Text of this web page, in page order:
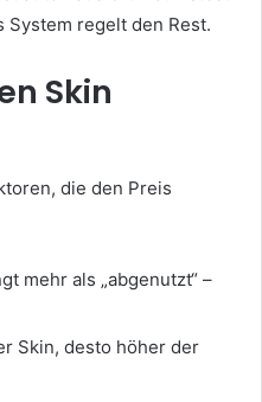
System regelt den Rest.
Skin
die den Preis
mehr als „abgenutzt“ –
Skin, desto höher der